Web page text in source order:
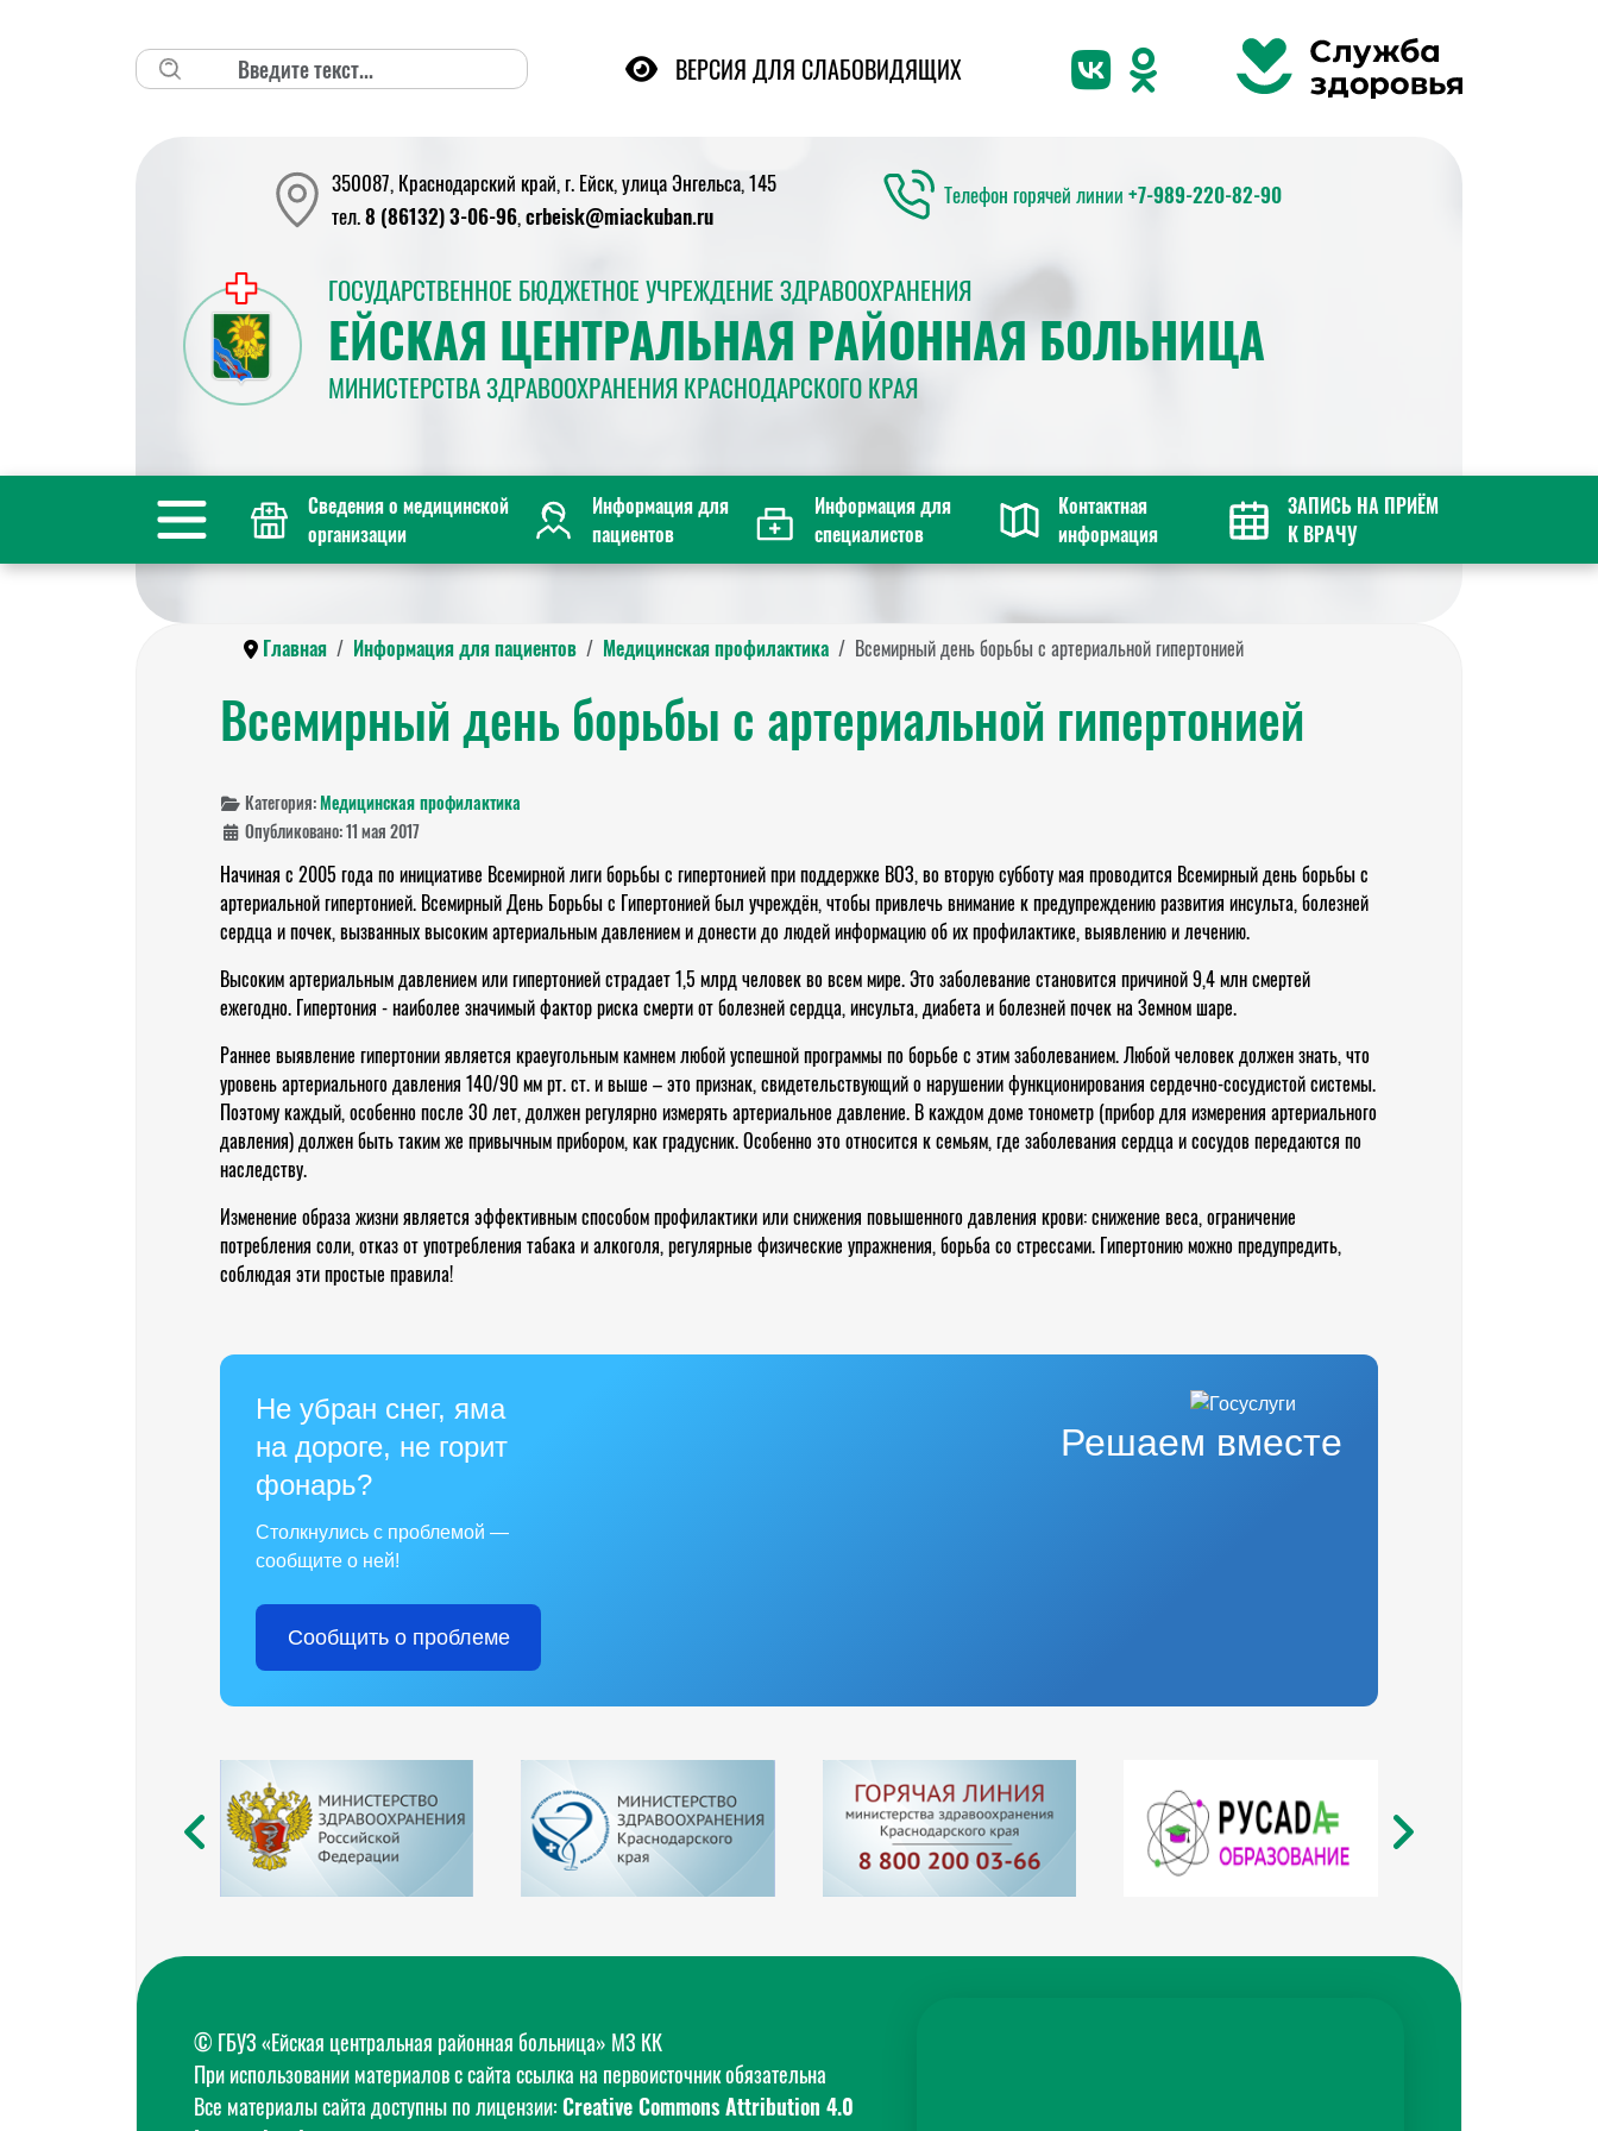
Поиск ВЕРСИЯ ДЛЯ СЛАБОВИДЯЩИХ
350087, Краснодарский край, г. Ейск, улица Энгельса, 145
тел.8 (86132) 3-06-96,crbeisk@miackuban.ru
Телефон горячей линии +7-989-220-82-90
ГОСУДАРСТВЕННОЕ БЮДЖЕТНОЕ УЧРЕЖДЕНИЕ ЗДРАВООХРАНЕНИЯ
ЕЙСКАЯ ЦЕНТРАЛЬНАЯ РАЙОННАЯ БОЛЬНИЦА
МИНИСТЕРСТВА ЗДРАВООХРАНЕНИЯ КРАСНОДАРСКОГО КРАЯ
Сведения о медицинской
организации
Информация для
пациентов
Информация для
специалистов
Контактная
информация
ЗАПИСЬ НА ПРИЁМ
К ВРАЧУ
Главная Информация для пациентов Медицинская профилактика Всемирный день борьбы с артериальной гипертонией
Всемирный день борьбы с артериальной гипертонией
Категория:Медицинская профилактика
Опубликовано: 11 мая 2017
Начиная с 2005 года по инициативе Всемирной лиги борьбы с гипертонией при поддержке ВОЗ, во вторую субботу мая проводится Всемирный день борьбы с
артериальной гипертонией. Всемирный День Борьбы с Гипертонией был учреждён, чтобы привлечь внимание к предупреждению развития инсульта, болезней
сердца и почек, вызванных высоким артериальным давлением и донести до людей информацию об их профилактике, выявлению и лечению.
Высоким артериальным давлением или гипертонией страдает 1,5 млрд человек во всем мире. Это заболевание становится причиной 9,4 млн смертей
ежегодно. Гипертония - наиболее значимый фактор риска смерти от болезней сердца, инсульта, диабета и болезней почек на Земном шаре.
Раннее выявление гипертонии является краеугольным камнем любой успешной программы по борьбе с этим заболеванием. Любой человек должен знать, что
уровень артериального давления 140/90 мм рт. ст. и выше – это признак, свидетельствующий о нарушении функционирования сердечно-сосудистой системы.
Поэтому каждый, особенно после 30 лет, должен регулярно измерять артериальное давление. В каждом доме тонометр (прибор для измерения артериального
давления) должен быть таким же привычным прибором, как градусник. Особенно это относится к семьям, где заболевания сердца и сосудов передаются по
наследству.
Изменение образа жизни является эффективным способом профилактики или снижения повышенного давления крови: снижение веса, ограничение
потребления соли, отказ от употребления табака и алкоголя, регулярные физические упражнения, борьба со стрессами. Гипертонию можно предупредить,
соблюдая эти простые правила!
Решаем вместе
Не убран снег, яма
на дороге, не горит
фонарь?
Столкнулись с проблемой —
сообщите о ней!
Сообщить о проблеме
© ГБУЗ «Ейская центральная районная больница» МЗ КК
При использовании материалов с сайта ссылка на первоисточник обязательна
Все материалы сайта доступны по лицензии:Creative Commons Attribution 4.0